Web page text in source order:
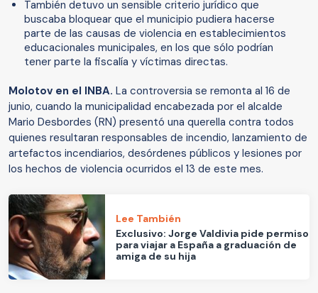
También detuvo un sensible criterio jurídico que
buscaba bloquear que el municipio pudiera hacerse
parte de las causas de violencia en establecimientos
educacionales municipales, en los que sólo podrían
tener parte la fiscalía y víctimas directas.
Molotov en el INBA. La controversia se remonta al 16 de
junio, cuando la municipalidad encabezada por el alcalde
Mario Desbordes (RN) presentó una querella contra todos
quienes resultaran responsables de incendio, lanzamiento de
artefactos incendiarios, desórdenes públicos y lesiones por
los hechos de violencia ocurridos el 13 de este mes.
Lee También
Exclusivo: Jorge Valdivia pide permiso
para viajar a España a graduación de
amiga de su hija